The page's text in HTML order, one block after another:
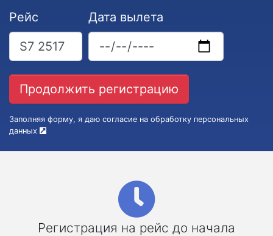
Рейс Дата вылета
Заполняя форму, я даю согласие на обработку персональных
данных
Регистрация на рейс до начала